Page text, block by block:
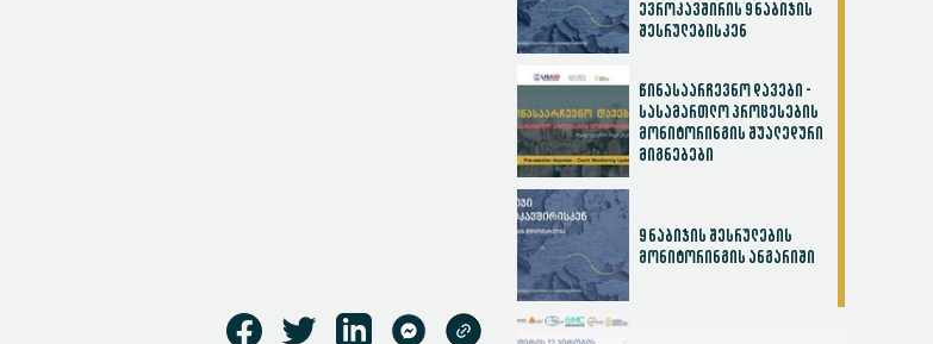
ევროკავშირის 9 ნაბიჯის
შესრულებისკენ
წინასაარჩევნო დავები -
სასამართლო პროცესების
მონიტორინგის შუალედური
მიგნებები
9 ნაბიჯის შესრულების
მონიტორინგის ანგარიში